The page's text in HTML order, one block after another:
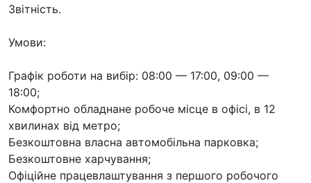
Звітність.
Умови:
Графік роботи на вибір: 08:00 — 17:00, 09:00 —
18:00;
Комфортно обладнане робоче місце в офісі, в 12
хвилинах від метро;
Безкоштовна власна автомобільна парковка;
Безкоштовне харчування;
Офіційне працевлаштування з першого робочого